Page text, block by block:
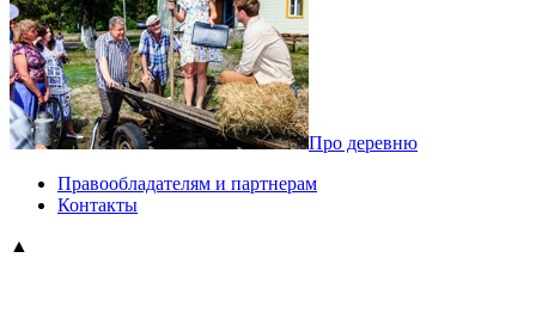
Про деревню
Правообладателям и партнерам
Контакты
▲